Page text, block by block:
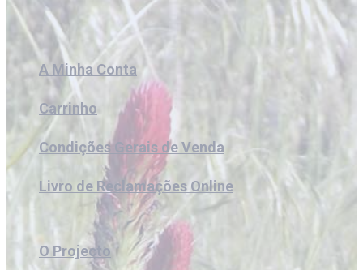
A Minha Conta
Carrinho
Condições Gerais de Venda
Livro de Reclamações Online
O Projecto